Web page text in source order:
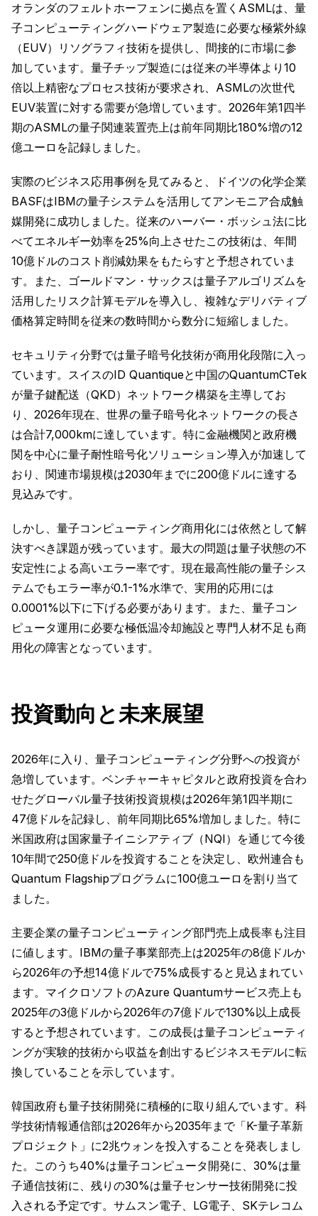
オランダのフェルトホーフェンに拠点を置くASMLは、量
子コンピューティングハードウェア製造に必要な極紫外線
（EUV）リソグラフィ技術を提供し、間接的に市場に参
加しています。量子チップ製造には従来の半導体より10
倍以上精密なプロセス技術が要求され、ASMLの次世代
EUV装置に対する需要が急増しています。2026年第1四半
期のASMLの量子関連装置売上は前年同期比180%増の12
億ユーロを記録しました。
実際のビジネス応用事例を見てみると、ドイツの化学企業
BASFはIBMの量子システムを活用してアンモニア合成触
媒開発に成功しました。従来のハーバー・ボッシュ法に比
べてエネルギー効率を25%向上させたこの技術は、年間
10億ドルのコスト削減効果をもたらすと予想されていま
す。また、ゴールドマン・サックスは量子アルゴリズムを
活用したリスク計算モデルを導入し、複雑なデリバティブ
価格算定時間を従来の数時間から数分に短縮しました。
セキュリティ分野では量子暗号化技術が商用化段階に入っ
ています。スイスのID Quantiqueと中国のQuantumCTek
が量子鍵配送（QKD）ネットワーク構築を主導してお
り、2026年現在、世界の量子暗号化ネットワークの長さ
は合計7,000kmに達しています。特に金融機関と政府機
関を中心に量子耐性暗号化ソリューション導入が加速して
おり、関連市場規模は2030年までに200億ドルに達する
見込みです。
しかし、量子コンピューティング商用化には依然として解
決すべき課題が残っています。最大の問題は量子状態の不
安定性による高いエラー率です。現在最高性能の量子シス
テムでもエラー率が0.1-1%水準で、実用的応用には
0.0001%以下に下げる必要があります。また、量子コン
ピュータ運用に必要な極低温冷却施設と専門人材不足も商
用化の障害となっています。
投資動向と未来展望
2026年に入り、量子コンピューティング分野への投資が
急増しています。ベンチャーキャピタルと政府投資を合わ
せたグローバル量子技術投資規模は2026年第1四半期に
47億ドルを記録し、前年同期比65%増加しました。特に
米国政府は国家量子イニシアティブ（NQI）を通じて今後
10年間で250億ドルを投資することを決定し、欧州連合も
Quantum Flagshipプログラムに100億ユーロを割り当て
ました。
主要企業の量子コンピューティング部門売上成長率も注目
に値します。IBMの量子事業部売上は2025年の8億ドルか
ら2026年の予想14億ドルで75%成長すると見込まれてい
ます。マイクロソフトのAzure Quantumサービス売上も
2025年の3億ドルから2026年の7億ドルで130%以上成長
すると予想されています。この成長は量子コンピューティ
ングが実験的技術から収益を創出するビジネスモデルに転
換していることを示しています。
韓国政府も量子技術開発に積極的に取り組んでいます。科
学技術情報通信部は2026年から2035年まで「K-量子革新
プロジェクト」に2兆ウォンを投入することを発表しまし
た。このうち40%は量子コンピュータ開発に、30%は量
子通信技術に、残りの30%は量子センサー技術開発に投
入される予定です。サムスン電子、LG電子、SKテレコム